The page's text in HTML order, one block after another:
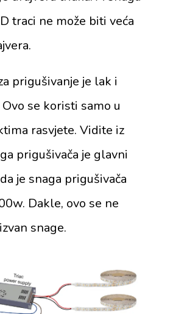
traci ne može biti veća
prigušivanje je lak i
se koristi samo u
rasvjete. Vidite iz
prigušivača je glavni
je snaga prigušivača
Dakle, ovo se ne
snage.